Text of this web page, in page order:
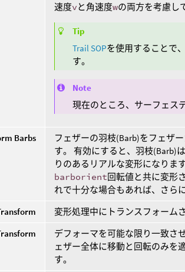
速度vと角速度wの両方を考慮し
Tip
Trail SOPを使用することで
す。
Note
現在のところ、サーフェス
Barbs
フェザーの羽枝(Barb)をフェザ
す。 有効にすると、羽枝(Barb)
りのあるリアルな変形になりま
barborient回転値と共に変形
れで十分な場合もあれば、さら
変形処理中にトランスフォーム
デフォーマを可能な限り一致さ
ェザー全体に移動と回転のみを
す。